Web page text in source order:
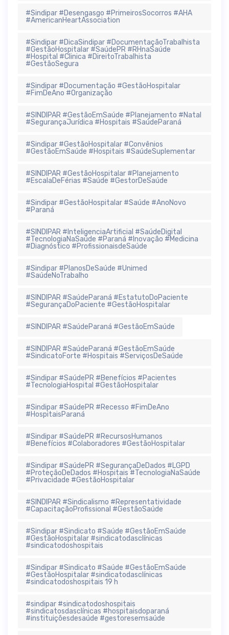
#Sindipar #Desengasgo #PrimeirosSocorros #AHA
#AmericanHeartAssociation
#Sindipar #DicaSindipar #DocumentaçãoTrabalhista
#GestãoHospitalar #SaúdePR #RHnaSaúde
#Hospital #Clinica #DireitoTrabalhista
#GestãoSegura
#Sindipar #Documentação #GestãoHospitalar
#FimDeAno #Organização
#SINDIPAR #GestãoEmSaúde #Planejamento #Natal
#SegurançaJurídica #Hospitais #SaúdeParaná
#Sindipar #GestãoHospitalar #Convênios
#GestãoEmSaúde #Hospitais #SaúdeSuplementar
#SINDIPAR #GestãoHospitalar #Planejamento
#EscalaDeFérias #Saúde #GestorDeSaúde
#Sindipar #GestãoHospitalar #Saúde #AnoNovo
#Paraná
#SINDIPAR #InteligenciaArtificial #SaúdeDigital
#TecnologiaNaSaúde #Paraná #Inovação #Medicina
#Diagnóstico #ProfissionaisdeSaúde
#Sindipar #PlanosDeSaúde #Unimed
#SaúdeNoTrabalho
#SINDIPAR #SaúdeParaná #EstatutoDoPaciente
#SegurançaDoPaciente #GestãoHospitalar
#SINDIPAR #SaúdeParaná #GestãoEmSaúde
#SINDIPAR #SaúdeParaná #GestãoEmSaúde
#SindicatoForte #Hospitais #ServiçosDeSaúde
#Sindipar #SaúdePR #Benefícios #Pacientes
#TecnologiaHospital #GestãoHospitalar
#Sindipar #SaúdePR #Recesso #FimDeAno
#HospitaisParaná
#Sindipar #SaúdePR #RecursosHumanos
#Benefícios #Colaboradores #GestãoHospitalar
#Sindipar #SaúdePR #SegurançaDeDados #LGPD
#ProteçãoDeDados #Hospitais #TecnologiaNaSaúde
#Privacidade #GestãoHospitalar
#SINDIPAR #Sindicalismo #Representatividade
#CapacitaçãoProfissional #GestãoSaúde
#Sindipar #Sindicato #Saúde #GestãoEmSaúde
#GestãoHospitalar #sindicatodasclínicas
#sindicatodoshospitais
#Sindipar #Sindicato #Saúde #GestãoEmSaúde
#GestãoHospitalar #sindicatodasclínicas
#sindicatodoshospitais 19 h
#sindipar #sindicatodoshospitais
#sindicatosdasclínicas #hospitaisdoparaná
#instituiçõesdesaúde #gestoresemsaúde